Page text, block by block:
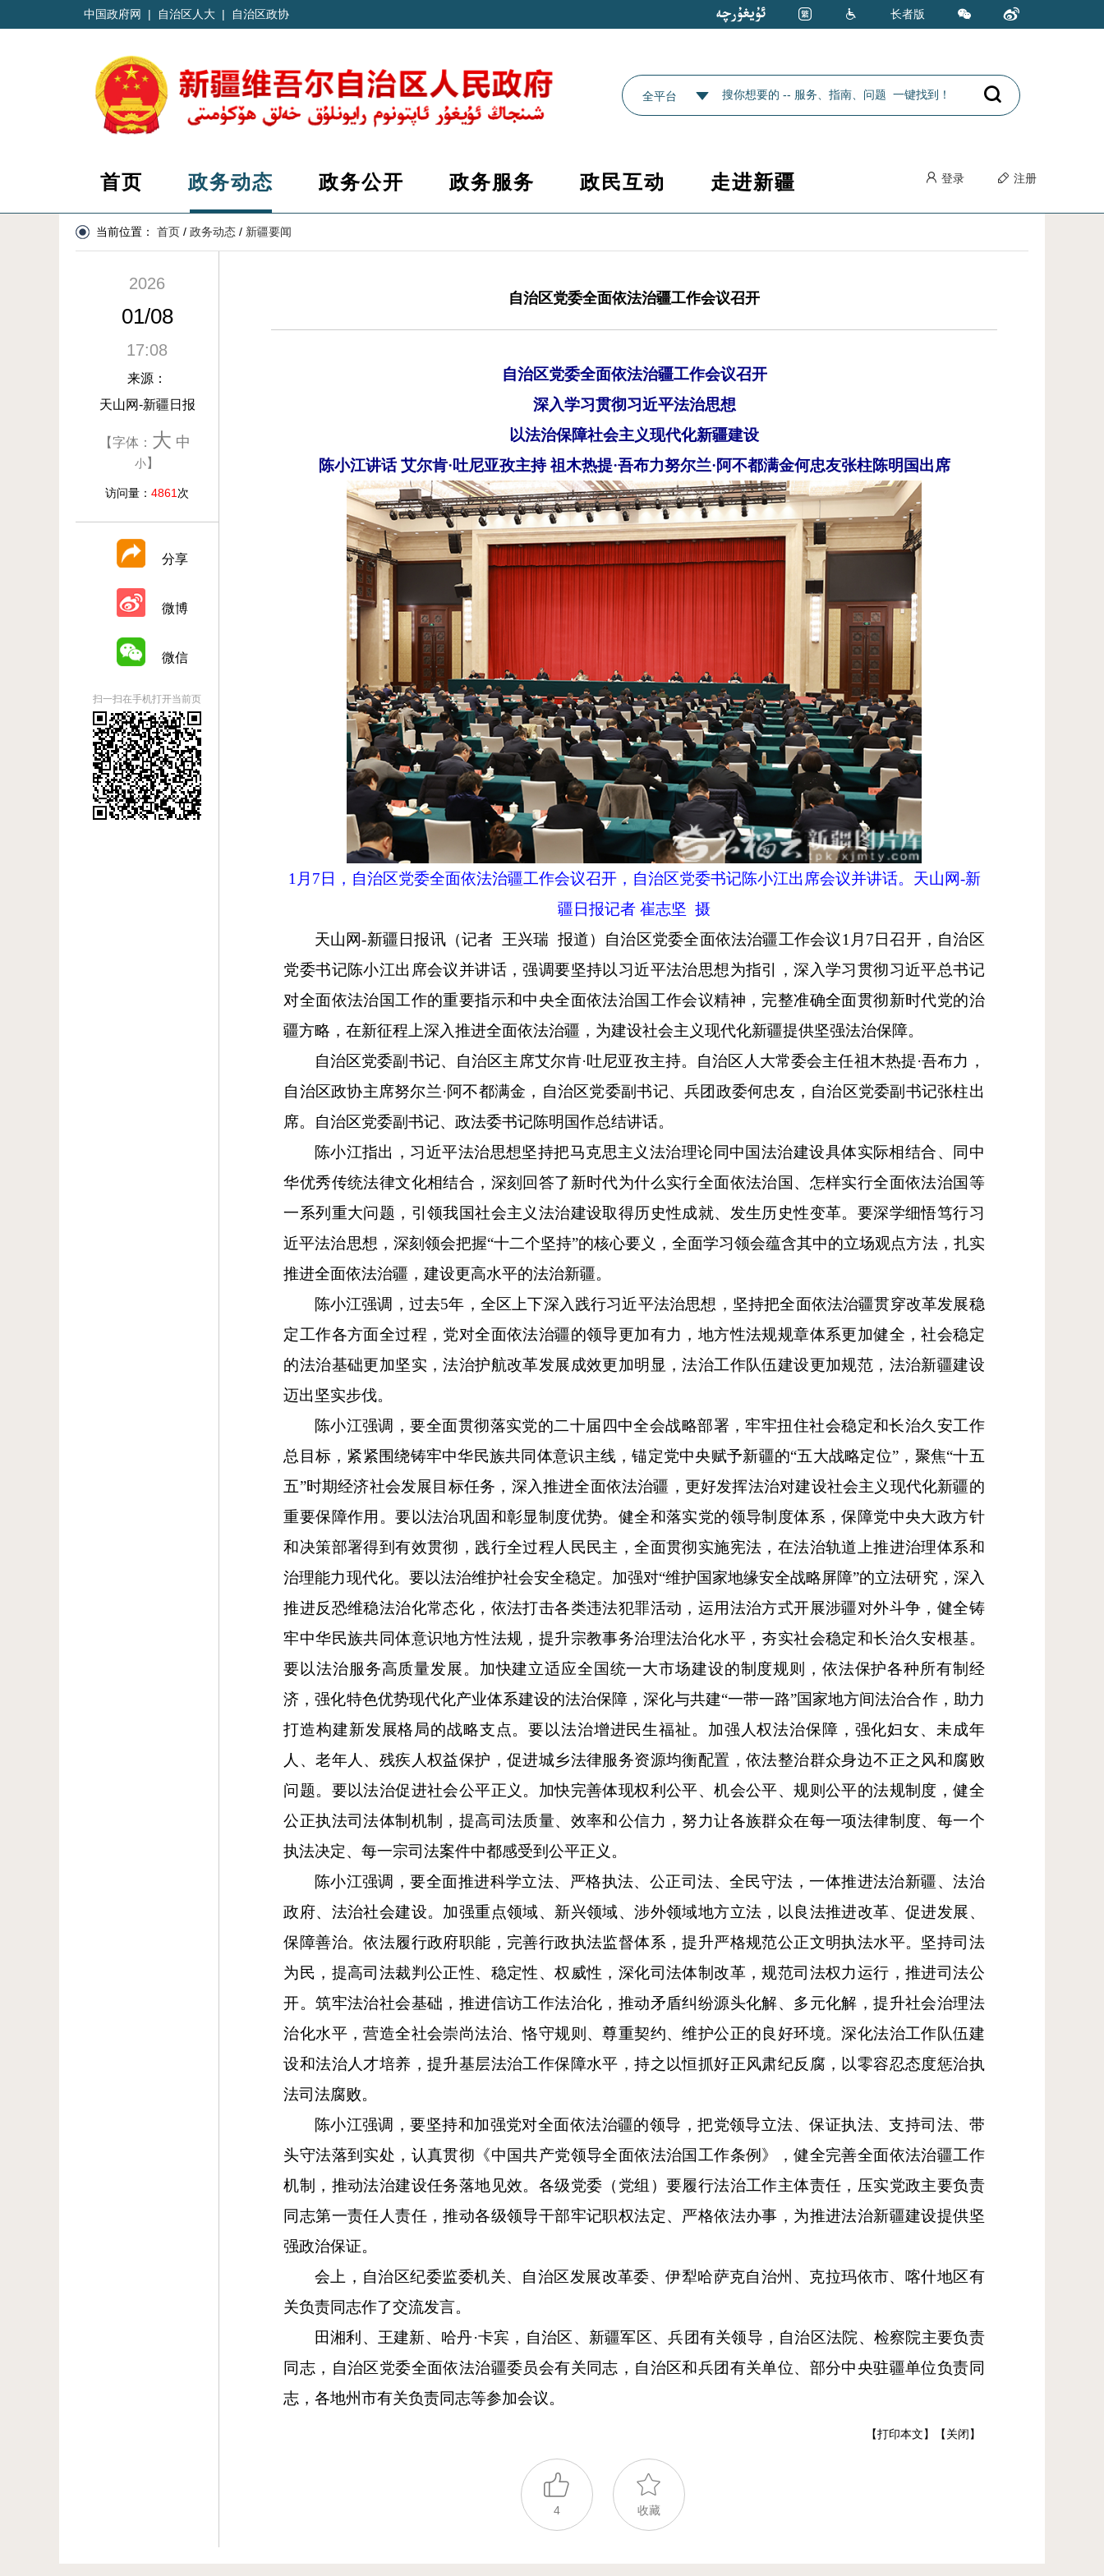
中国政府网 | 自治区人大 | 自治区政协 长者版
全平台
首页 政务动态 政务公开 政务服务 政民互动 走进新疆 登录 注册
当前位置： 首页 / 政务动态 / 新疆要闻
2026
01/08
17:08
来源：
天山网-新疆日报
【字体： 大 中
小】
访问量： 4861次
分享
微博
微信
扫一扫在手机打开当前页
自治区党委全面依法治疆工作会议召开
自治区党委全面依法治疆工作会议召开
深入学习贯彻习近平法治思想
以法治保障社会主义现代化新疆建设
陈小江讲话 艾尔肯·吐尼亚孜主持 祖木热提·吾布力努尔兰·阿不都满金何忠友张柱陈明国出席
1月7日，自治区党委全面依法治疆工作会议召开，自治区党委书记陈小江出席会议并讲话。天山网-新
疆日报记者 崔志坚 摄
天山网-新疆日报讯（记者 王兴瑞 报道）自治区党委全面依法治疆工作会议1月7日召开，自治区
党委书记陈小江出席会议并讲话，强调要坚持以习近平法治思想为指引，深入学习贯彻习近平总书记
对全面依法治国工作的重要指示和中央全面依法治国工作会议精神，完整准确全面贯彻新时代党的治
疆方略，在新征程上深入推进全面依法治疆，为建设社会主义现代化新疆提供坚强法治保障。
自治区党委副书记、自治区主席艾尔肯·吐尼亚孜主持。自治区人大常委会主任祖木热提·吾布力，
自治区政协主席努尔兰·阿不都满金，自治区党委副书记、兵团政委何忠友，自治区党委副书记张柱出
席。自治区党委副书记、政法委书记陈明国作总结讲话。
陈小江指出，习近平法治思想坚持把马克思主义法治理论同中国法治建设具体实际相结合、同中
华优秀传统法律文化相结合，深刻回答了新时代为什么实行全面依法治国、怎样实行全面依法治国等
一系列重大问题，引领我国社会主义法治建设取得历史性成就、发生历史性变革。要深学细悟笃行习
近平法治思想，深刻领会把握“十二个坚持”的核心要义，全面学习领会蕴含其中的立场观点方法，扎实
推进全面依法治疆，建设更高水平的法治新疆。
陈小江强调，过去5年，全区上下深入践行习近平法治思想，坚持把全面依法治疆贯穿改革发展稳
定工作各方面全过程，党对全面依法治疆的领导更加有力，地方性法规规章体系更加健全，社会稳定
的法治基础更加坚实，法治护航改革发展成效更加明显，法治工作队伍建设更加规范，法治新疆建设
迈出坚实步伐。
陈小江强调，要全面贯彻落实党的二十届四中全会战略部署，牢牢扭住社会稳定和长治久安工作
总目标，紧紧围绕铸牢中华民族共同体意识主线，锚定党中央赋予新疆的“五大战略定位”，聚焦“十五
五”时期经济社会发展目标任务，深入推进全面依法治疆，更好发挥法治对建设社会主义现代化新疆的
重要保障作用。要以法治巩固和彰显制度优势。健全和落实党的领导制度体系，保障党中央大政方针
和决策部署得到有效贯彻，践行全过程人民民主，全面贯彻实施宪法，在法治轨道上推进治理体系和
治理能力现代化。要以法治维护社会安全稳定。加强对“维护国家地缘安全战略屏障”的立法研究，深入
推进反恐维稳法治化常态化，依法打击各类违法犯罪活动，运用法治方式开展涉疆对外斗争，健全铸
牢中华民族共同体意识地方性法规，提升宗教事务治理法治化水平，夯实社会稳定和长治久安根基。
要以法治服务高质量发展。加快建立适应全国统一大市场建设的制度规则，依法保护各种所有制经
济，强化特色优势现代化产业体系建设的法治保障，深化与共建“一带一路”国家地方间法治合作，助力
打造构建新发展格局的战略支点。要以法治增进民生福祉。加强人权法治保障，强化妇女、未成年
人、老年人、残疾人权益保护，促进城乡法律服务资源均衡配置，依法整治群众身边不正之风和腐败
问题。要以法治促进社会公平正义。加快完善体现权利公平、机会公平、规则公平的法规制度，健全
公正执法司法体制机制，提高司法质量、效率和公信力，努力让各族群众在每一项法律制度、每一个
执法决定、每一宗司法案件中都感受到公平正义。
陈小江强调，要全面推进科学立法、严格执法、公正司法、全民守法，一体推进法治新疆、法治
政府、法治社会建设。加强重点领域、新兴领域、涉外领域地方立法，以良法推进改革、促进发展、
保障善治。依法履行政府职能，完善行政执法监督体系，提升严格规范公正文明执法水平。坚持司法
为民，提高司法裁判公正性、稳定性、权威性，深化司法体制改革，规范司法权力运行，推进司法公
开。筑牢法治社会基础，推进信访工作法治化，推动矛盾纠纷源头化解、多元化解，提升社会治理法
治化水平，营造全社会崇尚法治、恪守规则、尊重契约、维护公正的良好环境。深化法治工作队伍建
设和法治人才培养，提升基层法治工作保障水平，持之以恒抓好正风肃纪反腐，以零容忍态度惩治执
法司法腐败。
陈小江强调，要坚持和加强党对全面依法治疆的领导，把党领导立法、保证执法、支持司法、带
头守法落到实处，认真贯彻《中国共产党领导全面依法治国工作条例》，健全完善全面依法治疆工作
机制，推动法治建设任务落地见效。各级党委（党组）要履行法治工作主体责任，压实党政主要负责
同志第一责任人责任，推动各级领导干部牢记职权法定、严格依法办事，为推进法治新疆建设提供坚
强政治保证。
会上，自治区纪委监委机关、自治区发展改革委、伊犁哈萨克自治州、克拉玛依市、喀什地区有
关负责同志作了交流发言。
田湘利、王建新、哈丹·卡宾，自治区、新疆军区、兵团有关领导，自治区法院、检察院主要负责
同志，自治区党委全面依法治疆委员会有关同志，自治区和兵团有关单位、部分中央驻疆单位负责同
志，各地州市有关负责同志等参加会议。
【打印本文】 【关闭】
4 收藏